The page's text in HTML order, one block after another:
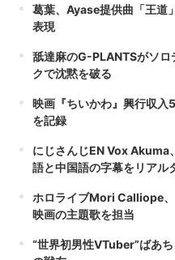
葛葉、Ayase提供曲「王道
表現
舐達麻のG-PLANTSがソ
クで沈黙を破る
映画『ちいかわ』興行収
を記録
にじさんじEN Vox
語と中国語の字幕をリアル
ホロライブMori Calliope
映画の主題歌を担当
“世界初男性VTuber”ばあ